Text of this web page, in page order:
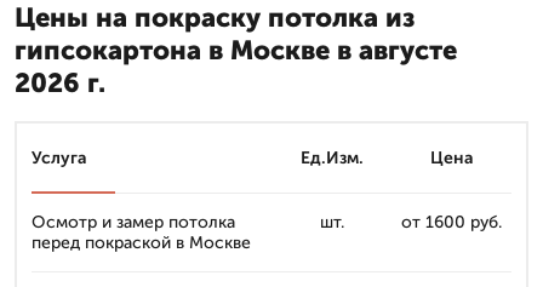
Цены на покраску потолка из
гипсокартона в Москве в августе
2026 г.
Услуга Ед.Изм. Цена
Осмотр и замер потолка
перед покраской в Москве
шт. от 1600 руб.